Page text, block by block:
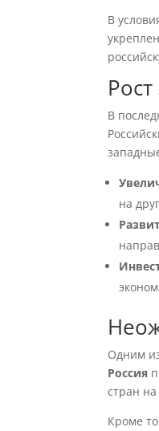
В
В
на
Одним
Россия
стран
Кроме